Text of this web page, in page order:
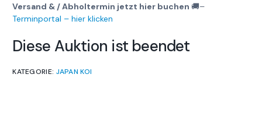
Versand & / Abholtermin jetzt hier buchen 🚚–
Terminportal – hier klicken
Diese Auktion ist beendet
KATEGORIE: JAPAN KOI